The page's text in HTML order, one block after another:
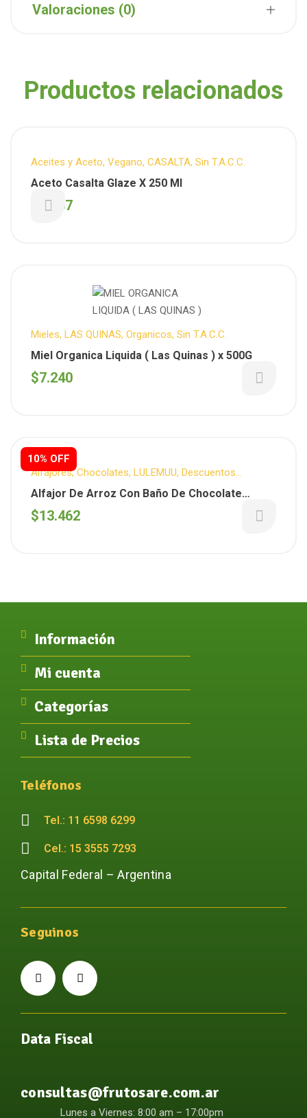
Valoraciones (0)
Productos relacionados
Aceites y Aceto, Vegano, CASALTA, Sin T.A.C.C.
Aceto Casalta Glaze X 250 Ml
5.537
Mieles, LAS QUINAS, Organicos, Sin T.A.C.C.
Miel Organica Liquida ( Las Quinas ) x 500G
$7.240
10% OFF
Alfajores,Chocolates, LULEMUU, Descuentos
Semanales, Sin T.A.C.C., Snacks,Snack Dulce
Alfajor De Arroz Con Baño De Chocolate
Blanco X 12 Unidades (Lulemuu)
$13.462
Información
Mi cuenta
Categorías
Lista de Precios
Teléfonos
Tel.: 11 6598 6299
Cel.: 15 3555 7293
Capital Federal – Argentina
Seguinos
Data Fiscal
consultas@frutosare.com.ar
Lunes a Viernes: 8:00 am – 17:00pm